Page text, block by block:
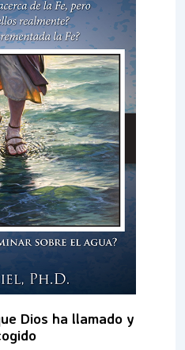
Dios ha llamado y